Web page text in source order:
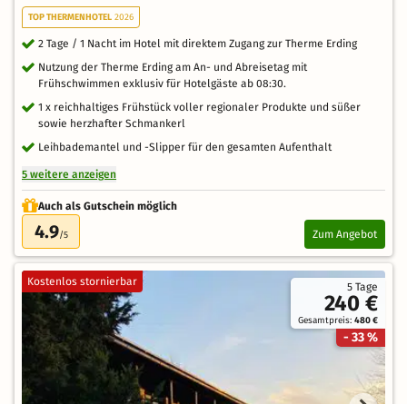
TOP THERMENHOTEL 2026
2 Tage / 1 Nacht im Hotel mit direktem Zugang zur Therme Erding
Nutzung der Therme Erding am An- und Abreisetag mit
Frühschwimmen exklusiv für Hotelgäste ab 08:30.
1 x reichhaltiges Frühstück voller regionaler Produkte und süßer
sowie herzhafter Schmankerl
Leihbademantel und -Slipper für den gesamten Aufenthalt
5 weitere anzeigen
Auch als Gutschein möglich
4.9/5 Zum Angebot
Kostenlos stornierbar 5 Tage
240 €
Gesamtpreis: 480 €
- 33 %